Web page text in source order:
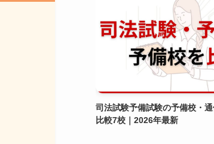
司法試験予備試験の予備校・
比較7校｜2026年最新